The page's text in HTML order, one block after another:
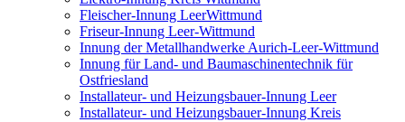
Fleischer-Innung LeerWittmund
Friseur-Innung Leer-Wittmund
Innung der Metallhandwerke Aurich-Leer-Wittmund
Innung für Land- und Baumaschinentechnik für
Ostfriesland
Installateur- und Heizungsbauer-Innung Leer
Installateur- und Heizungsbauer-Innung Kreis